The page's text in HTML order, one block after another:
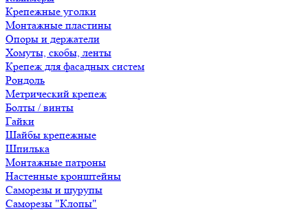
Крепежные уголки
Монтажные пластины
Опоры и держатели
Хомуты, скобы, ленты
Крепеж для фасадных систем
Рондоль
Метрический крепеж
Болты / винты
Гайки
Шайбы крепежные
Шпилька
Монтажные патроны
Настенные кронштейны
Саморезы и шурупы
Саморезы "Клопы"